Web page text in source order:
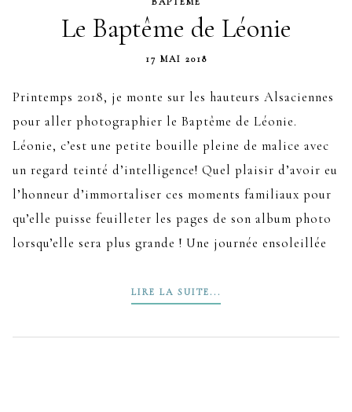
Le Baptême de Léonie
17 MAI 2018
Printemps 2018, je monte sur les hauteurs Alsaciennes
pour aller photographier le Baptême de Léonie.
Léonie, c’est une petite bouille pleine de malice avec
un regard teinté d’intelligence! Quel plaisir d’avoir eu
l’honneur d’immortaliser ces moments familiaux pour
qu’elle puisse feuilleter les pages de son album photo
lorsqu’elle sera plus grande ! Une journée ensoleillée
LIRE LA SUITE...